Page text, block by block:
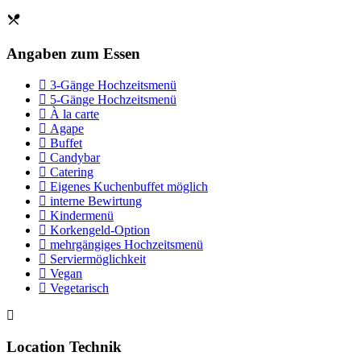
Angaben zum Essen
3-Gänge Hochzeitsmenü
5-Gänge Hochzeitsmenü
À la carte
Agape
Buffet
Candybar
Catering
Eigenes Kuchenbuffet möglich
interne Bewirtung
Kindermenü
Korkengeld-Option
mehrgängiges Hochzeitsmenü
Serviermöglichkeit
Vegan
Vegetarisch
Location Technik